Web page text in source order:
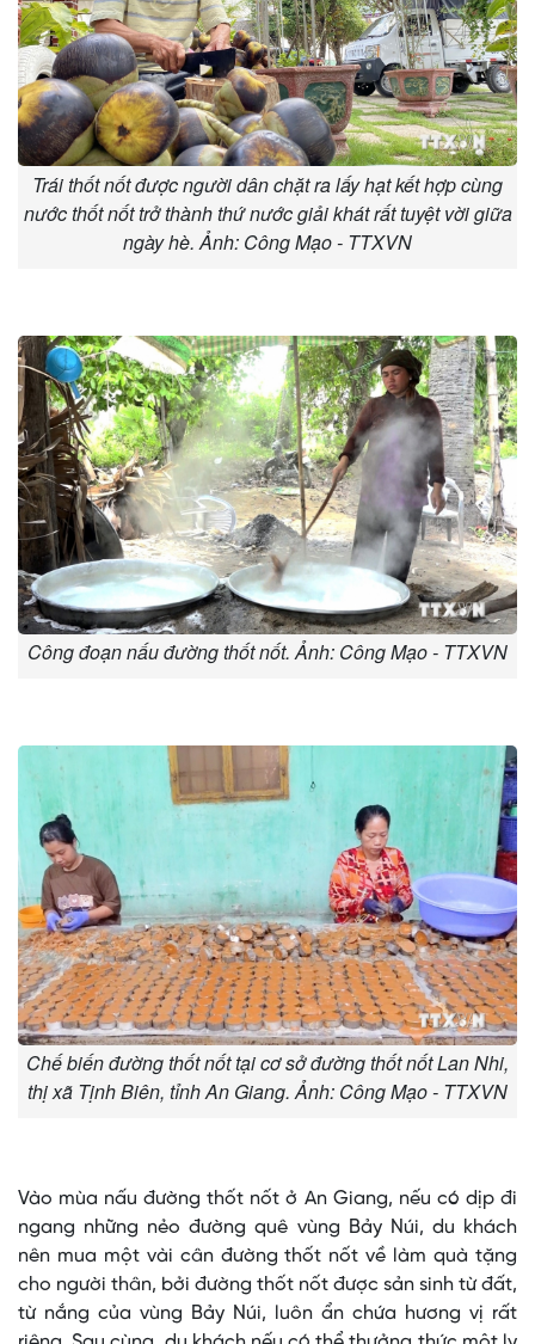
Trái thốt nốt được người dân chặt ra lấy hạt kết hợp cùng
nước thốt nốt trở thành thứ nước giải khát rất tuyệt vời giữa
ngày hè. Ảnh: Công Mạo - TTXVN
Công đoạn nấu đường thốt nốt. Ảnh: Công Mạo - TTXVN
Chế biến đường thốt nốt tại cơ sở đường thốt nốt Lan Nhi,
thị xã Tịnh Biên, tỉnh An Giang. Ảnh: Công Mạo - TTXVN
Vào mùa nấu đường thốt nốt ở An Giang, nếu có dịp đi
ngang những nẻo đường quê vùng Bảy Núi, du khách
nên mua một vài cân đường thốt nốt về làm quà tặng
cho người thân, bởi đường thốt nốt được sản sinh từ đất,
từ nắng của vùng Bảy Núi, luôn ẩn chứa hương vị rất